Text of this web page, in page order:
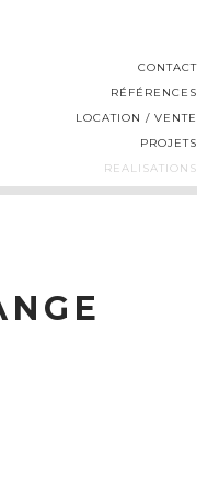
CONTACT
RÉFÉRENCES
LOCATION / VENTE
PROJETS
REALISATIONS